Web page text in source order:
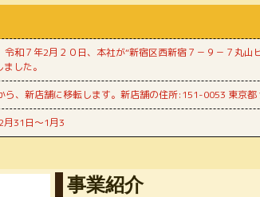
令和７年2月２０日、本社が“新宿区西新宿７－９－７丸
した。
ら、新店舗に移転します。新店舗の住所:151-0053 東京
月31日〜1月3
事業紹介